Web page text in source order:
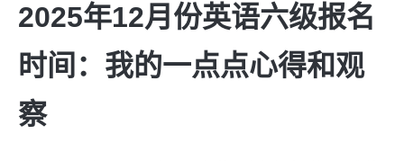
2025年12月份英语六级报名
时间：我的一点点心得和观
察